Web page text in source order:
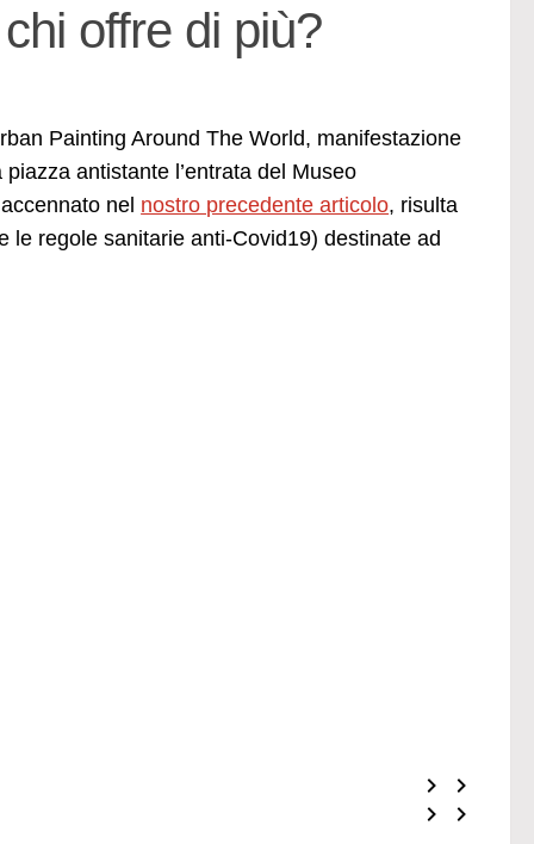
offre di più?
Painting Around The World, manifestazione
antistante l’entrata del Museo
nel nostro precedente articolo, risulta
le regole sanitarie anti-Covid19) destinate ad